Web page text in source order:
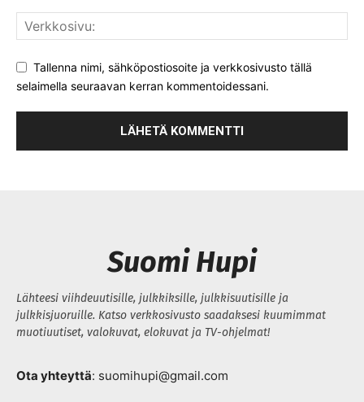
Tallenna nimi, sähköpostiosoite ja verkkosivusto tällä
selaimella seuraavan kerran kommentoidessani.
Suomi Hupi
Lähteesi viihdeuutisille, julkkiksille, julkkisuutisille ja
julkkisjuoruille. Katso verkkosivusto saadaksesi kuumimmat
muotiuutiset, valokuvat, elokuvat ja TV-ohjelmat!
Ota yhteyttä: suomihupi@gmail.com